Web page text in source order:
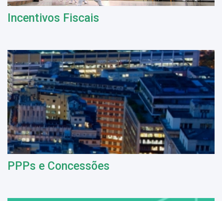
Incentivos Fiscais
PPPs e Concessões